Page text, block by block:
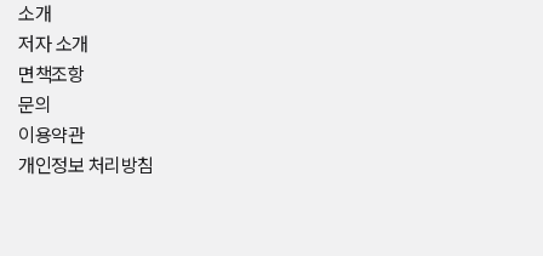
소개
저자 소개
면책조항
문의
이용약관
개인정보 처리방침